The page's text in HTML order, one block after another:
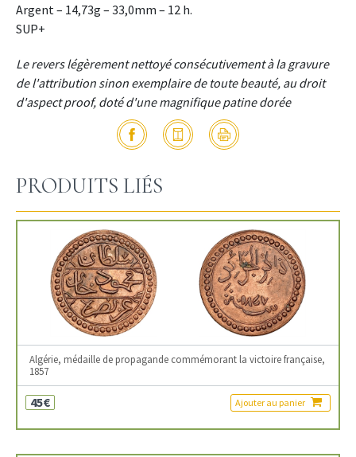
Argent – 14,73g – 33,0mm – 12 h.
SUP+
Le revers légèrement nettoyé consécutivement à la gravure
de l'attribution sinon exemplaire de toute beauté, au droit
d'aspect proof, doté d'une magnifique patine dorée
PRODUITS LIÉS
Algérie, médaille de propagande commémorant la victoire française,
1857
45€ Ajouter au panier